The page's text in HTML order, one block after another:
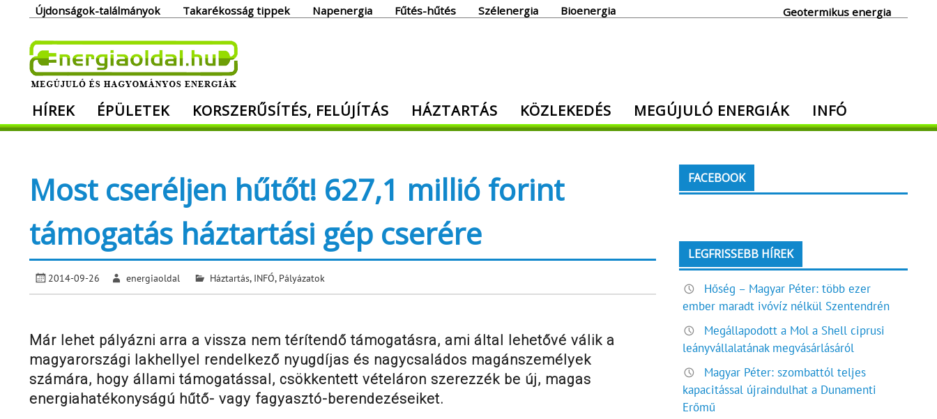
Újdonságok-találmányok Takarékosság tippek Napenergia Fűtés-hűtés Szélenergia Bioenergia Geotermikus energia
Megújuló és hagyományos energiák. Minden, ami energia!
HÍREK ÉPÜLETEK KORSZERŰSÍTÉS, FELÚJÍTÁS HÁZTARTÁS KÖZLEKEDÉS MEGÚJULÓ ENERGIÁK INFÓ
Most cseréljen hűtőt! 627,1 millió forint
támogatás háztartási gép cserére
2014-09-26 energiaoldal Háztartás, INFÓ, Pályázatok
Már lehet pályázni arra a vissza nem térítendő támogatásra, ami által lehetővé válik a
magyarországi lakhellyel rendelkező nyugdíjas és nagycsaládos magánszemélyek
számára, hogy állami támogatással, csökkentett vételáron szerezzék be új, magas
energiahatékonyságú hűtő- vagy fagyasztó-berendezéseiket.
FACEBOOK
LEGFRISSEBB HÍREK
Hőség – Magyar Péter: több ezer
ember maradt ivóvíz nélkül Szentendrén
Megállapodott a Mol a Shell ciprusi
leányvállalatának megvásárlásáról
Magyar Péter: szombattól teljes
kapacitással újraindulhat a Dunamenti
Erőmű